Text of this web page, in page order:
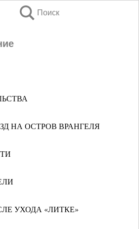
Поиск
НА ОСТРОВ ВРАНГЕЛЯ
УХОДА «ЛИТКЕ»